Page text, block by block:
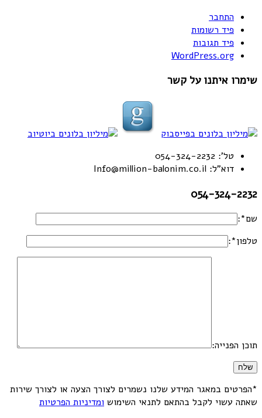
התחבר
פיד רשומות
פיד תגובות
WordPress.org
שימרו איתנו על קשר
טל': 054-324-2232
דוא"ל: Info@million-balonim.co.il
054-324-2232
שם*:
טלפון*:
תוכן הפנייה:
*הפרטים במאגר המידע שלנו נשמרים לצורך הצעה או לצורך שירות
שאתה עשוי לקבל בהתאם לתנאי השימוש ומדיניות הפרטיות